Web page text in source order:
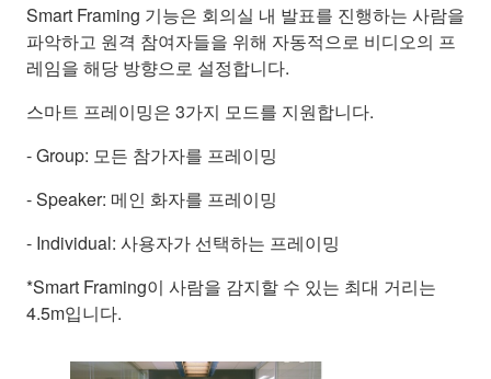
Smart Framing 기능은 회의실 내 발표를 진행하는 사람을
파악하고 원격 참여자들을 위해 자동적으로 비디오의 프
레임을 해당 방향으로 설정합니다.
스마트 프레이밍은 3가지 모드를 지원합니다.
- Group: 모든 참가자를 프레이밍
- Speaker: 메인 화자를 프레이밍
- Individual: 사용자가 선택하는 프레이밍
*Smart Framing이 사람을 감지할 수 있는 최대 거리는
4.5m입니다.